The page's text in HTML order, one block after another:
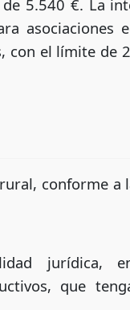
5.540 €. La
asociaciones
con el límite de
conforme a
jurídica,
que